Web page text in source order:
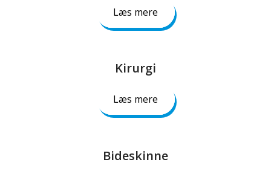
Læs mere
Kirurgi​
Læs mere
Bideskinne​